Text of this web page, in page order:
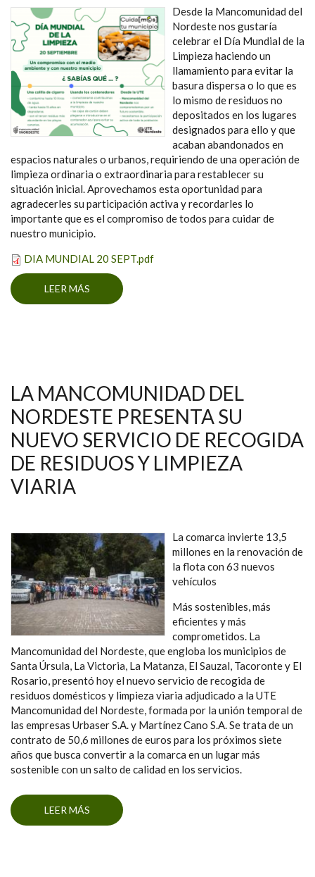
Desde la Mancomunidad del
Nordeste nos gustaría
celebrar el Día Mundial de la
Limpieza haciendo un
llamamiento para evitar la
basura dispersa o lo que es
lo mismo de residuos no
depositados en los lugares
designados para ello y que
acaban abandonados en
espacios naturales o urbanos, requiriendo de una operación de
limpieza ordinaria o extraordinaria para restablecer su
situación inicial. Aprovechamos esta oportunidad para
agradecerles su participación activa y recordarles lo
importante que es el compromiso de todos para cuidar de
nuestro municipio.
DIA MUNDIAL 20 SEPT.pdf
LEER MÁS
SOBRE DÍA MUNDIAL DE LA LIMPIEZA, EL
PROBLEMA DE LA BASURA DISPERSA
LA MANCOMUNIDAD DEL
NORDESTE PRESENTA SU
NUEVO SERVICIO DE RECOGIDA
DE RESIDUOS Y LIMPIEZA
VIARIA
La comarca invierte 13,5
millones en la renovación de
la flota con 63 nuevos
vehículos
Más sostenibles, más
eficientes y más
comprometidos. La
Mancomunidad del Nordeste, que engloba los municipios de
Santa Úrsula, La Victoria, La Matanza, El Sauzal, Tacoronte y El
Rosario, presentó hoy el nuevo servicio de recogida de
residuos domésticos y limpieza viaria adjudicado a la UTE
Mancomunidad del Nordeste, formada por la unión temporal de
las empresas Urbaser S.A. y Martínez Cano S.A. Se trata de un
contrato de 50,6 millones de euros para los próximos siete
años que busca convertir a la comarca en un lugar más
sostenible con un salto de calidad en los servicios.
LEER MÁS
SOBRE LA MANCOMUNIDAD DEL NORDESTE
PRESENTA SU NUEVO SERVICIO DE
RECOGIDA DE RESIDUOS Y LIMPIEZA VIARIA